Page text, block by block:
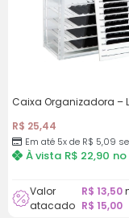
Caixa Organizadora –
R$ 25,44
Em até 5x de R$ 5,09
À vista R$ 22,90 no
Valor
atacado
R$ 13,50
R$ 15,00